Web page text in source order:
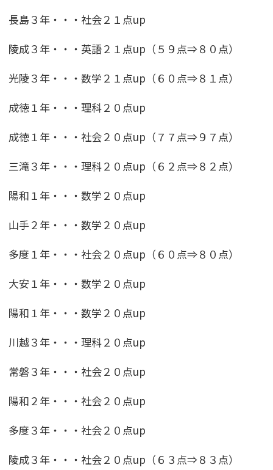
長島３年・・・社会２１点up
陵成３年・・・英語２１点up（５９点⇒８０点）
光陵３年・・・数学２１点up（６０点⇒８１点）
成徳１年・・・理科２０点up
成徳１年・・・社会２０点up（７７点⇒９７点）
三滝３年・・・理科２０点up（６２点⇒８２点）
陽和１年・・・数学２０点up
山手２年・・・数学２０点up
多度１年・・・社会２０点up（６０点⇒８０点）
大安１年・・・数学２０点up
陽和１年・・・数学２０点up
川越３年・・・理科２０点up
常磐３年・・・社会２０点up
陽和２年・・・社会２０点up
多度３年・・・社会２０点up
陵成３年・・・社会２０点up（６３点⇒８３点）